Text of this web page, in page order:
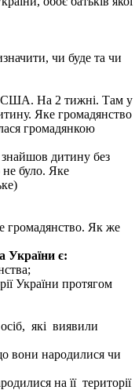
чи буде та чи
США. На 2 тижні. Там у
Яке громадянство
громадянкою
знайшов дитину без
не було. Яке
громадянство. Як же
України є:
України протягом
які виявили
вони народилися чи
на її території